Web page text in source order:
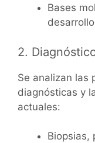
Bases
2.
Se analizan las
diagnósticas y
actuales:
Biopsias,